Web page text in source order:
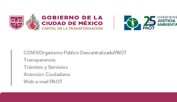
CDMX/Organismo Público Descentralizado/PAOT
Transparencia
Trámites y Servicios
Atención Ciudadana
Web e-mail PAOT